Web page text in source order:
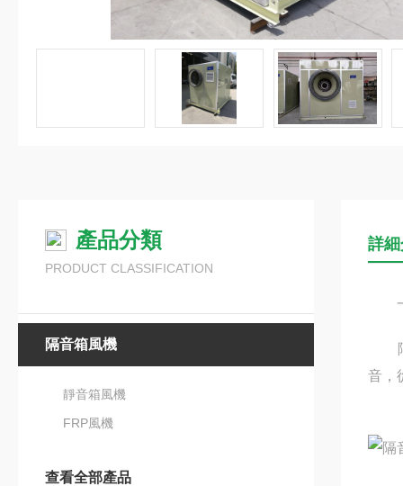
產品分類
PRODUCT CLASSIFICATION
隔音箱風機
靜音箱風機
FRP風機
查看全部產品
詳
一
隔
音，